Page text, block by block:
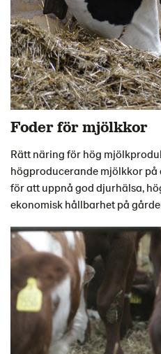
Foder för mjölkkor
Rätt näring för hög
högproducerande mjölkkor
för att uppnå god djurhälsa,
ekonomisk hållbarhet på